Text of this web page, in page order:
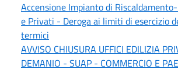
Accensione Impianto di
e Privati - Deroga ai limiti di esercizio
termici
AVVISO CHIUSURA UFFICI EDILIZIA
DEMANIO - SUAP - COMMERCIO E